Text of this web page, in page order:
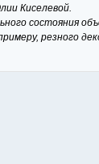
Киселевой.
резного